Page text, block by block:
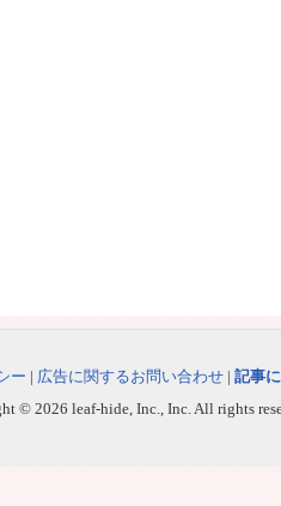
ー | 広告に関するお問い合わせ | 記事
© 2026 leaf-hide, Inc., Inc. All rights